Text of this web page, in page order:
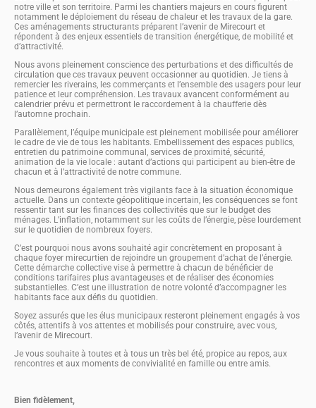
notre ville et son territoire. Parmi les chantiers majeurs en cours figurent
notamment le déploiement du réseau de chaleur et les travaux de la gare.
Ces aménagements structurants préparent l’avenir de Mirecourt et
répondent à des enjeux essentiels de transition énergétique, de mobilité et
d’attractivité.
Nous avons pleinement conscience des perturbations et des difficultés de
circulation que ces travaux peuvent occasionner au quotidien. Je tiens à
remercier les riverains, les commerçants et l’ensemble des usagers pour leur
patience et leur compréhension. Les travaux avancent conformément au
calendrier prévu et permettront le raccordement à la chaufferie dès
l’automne prochain.
Parallèlement, l’équipe municipale est pleinement mobilisée pour améliorer
le cadre de vie de tous les habitants. Embellissement des espaces publics,
entretien du patrimoine communal, services de proximité, sécurité,
animation de la vie locale : autant d’actions qui participent au bien-être de
chacun et à l’attractivité de notre commune.
Nous demeurons également très vigilants face à la situation économique
actuelle. Dans un contexte géopolitique incertain, les conséquences se font
ressentir tant sur les finances des collectivités que sur le budget des
ménages. L’inflation, notamment sur les coûts de l’énergie, pèse lourdement
sur le quotidien de nombreux foyers.
C’est pourquoi nous avons souhaité agir concrètement en proposant à
chaque foyer mirecurtien de rejoindre un groupement d’achat de l’énergie.
Cette démarche collective vise à permettre à chacun de bénéficier de
conditions tarifaires plus avantageuses et de réaliser des économies
substantielles. C’est une illustration de notre volonté d’accompagner les
habitants face aux défis du quotidien.
Soyez assurés que les élus municipaux resteront pleinement engagés à vos
côtés, attentifs à vos attentes et mobilisés pour construire, avec vous,
l’avenir de Mirecourt.
Je vous souhaite à toutes et à tous un très bel été, propice au repos, aux
rencontres et aux moments de convivialité en famille ou entre amis.
Bien fidèlement,